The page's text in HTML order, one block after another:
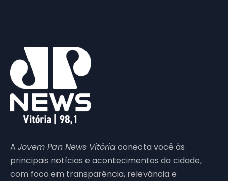
A Jovem Pan News Vitóriaconecta você às
principais notícias e acontecimentos da cidade,
com foco em transparência, relevância e